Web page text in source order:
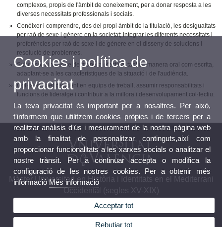
complexos, propis de l'àmbit de coneixement, per a donar resposta a les
diverses necessitats professionals i socials.
Conèixer i comprendre, des del propi àmbit de la titulació, les desigualtats
per raó de sexe i gènere en la societat; integrar les diferents necessitats i
preferències per raó de sexe i de gènere en el disseny de solucions i
resolució de problemes.
Saber comunicar-se de manera efectiva, tant de manera oral com escrita,
adaptant-se a les característiques de la situació i de l'audiència.
Col·laborar eficaçment en equips de treball, assumir responsabilitats i
funcions de lideratge i contribuir a la millora i desenvolupament col·lectiu.
Màster Universitari en Història i Identitats en el Mediterrani
Occidental (segles XV-XIX)
Cookies i política de
privacitat
La teva privacitat és important per a nosaltres. Per això,
t'informem que utilitzem cookies pròpies i de tercers per a
realitzar anàlisis d'ús i mesurament de la nostra pàgina web
amb la finalitat de personalitzar continguts,així com
proporcionar funcionalitats a les xarxes socials o analitzar el
nostre trànsit. Per a continuar accepta o modifica la
configuració de les nostres cookies. Per a obtenir més
informacióMés informació
Acceptar tot
Rebutjar tot